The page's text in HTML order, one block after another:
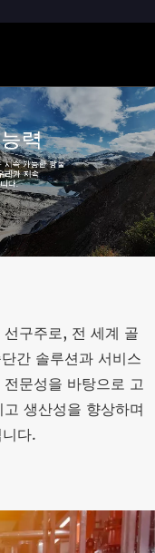
구주로, 전 세계 골
간 솔루션과 서비스
문성을 바탕으로 고
생산성을 향상하며
다.